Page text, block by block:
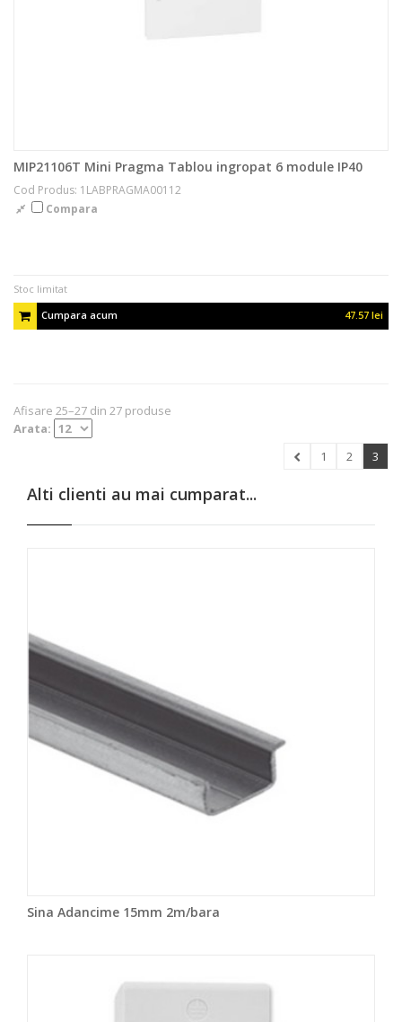
MIP21106T Mini Pragma Tablou ingropat 6 module IP40
Cod Produs: 1LABPRAGMA00112
Compara
Stoc limitat
Cumpara acum
47.57 lei
Afisare 25–27 din 27 produse
Arata:
1
2 3
Alti clienti au mai cumparat...
Sina Adancime 15mm 2m/bara